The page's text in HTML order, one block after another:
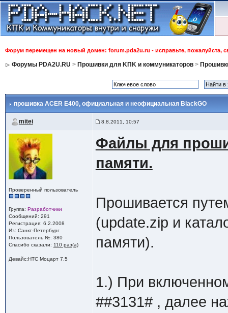
Форум перемещен на новый домен: forum.pda2u.ru - исправьте, пожалуйста,
Форумы PDA2U.RU > Прошивки для KПK и коммуникаторов>
прошивка ACER E400, официальная и неофициальная BlackGO
mitei 8.8.2011, 10:57
Проверенный пользователь
Группа: Разработчики
Сообщений: 291
Регистрация: 6.2.2008
Из: Санкт-Петербург
Пользователь №: 380
Спасибо сказали: 110 раз(а)
Девайс:HTC Моцарт 7.5
Файлы для
памяти.
Прошивается
(update.zip и
памяти).
1.) При
##3131# , далее